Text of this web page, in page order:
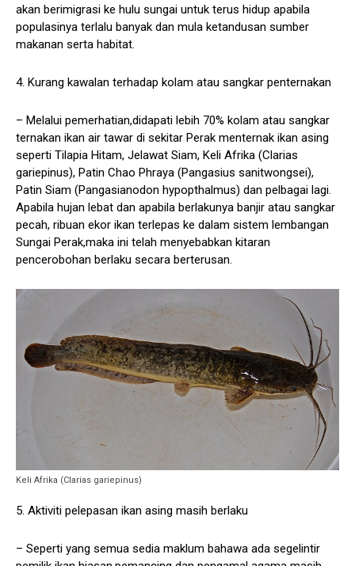
akan berimigrasi ke hulu sungai untuk terus hidup apabila
populasinya terlalu banyak dan mula ketandusan sumber
makanan serta habitat.
4. Kurang kawalan terhadap kolam atau sangkar penternakan
– Melalui pemerhatian,didapati lebih 70% kolam atau sangkar
ternakan ikan air tawar di sekitar Perak menternak ikan asing
seperti Tilapia Hitam, Jelawat Siam, Keli Afrika (Clarias
gariepinus), Patin Chao Phraya (Pangasius sanitwongsei),
Patin Siam (Pangasianodon hypopthalmus) dan pelbagai lagi.
Apabila hujan lebat dan apabila berlakunya banjir atau sangkar
pecah, ribuan ekor ikan terlepas ke dalam sistem lembangan
Sungai Perak,maka ini telah menyebabkan kitaran
pencerobohan berlaku secara berterusan.
Keli Afrika (Clarias gariepinus)
5. Aktiviti pelepasan ikan asing masih berlaku
– Seperti yang semua sedia maklum bahawa ada segelintir